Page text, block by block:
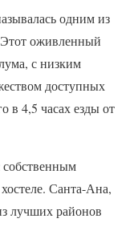
одним из
оживленный
с низким
доступных
в 4,5 часах езды от
собственным
Санта-Ана,
лучших районов